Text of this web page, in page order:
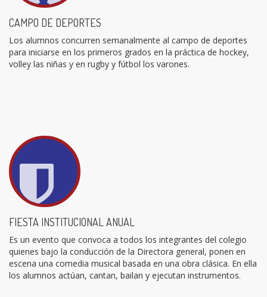
CAMPO DE DEPORTES
Los alumnos concurren semanalmente al campo de deportes
para iniciarse en los primeros grados en la práctica de hockey,
volley las niñas y en rugby y fútbol los varones.
FIESTA INSTITUCIONAL ANUAL
Es un evento que convoca a todos los integrantes del colegio
quienes bajo la conducción de la Directora general, ponen en
escena una comedia musical basada en una obra clásica. En ella
los alumnos actúan, cantan, bailan y ejecutan instrumentos.